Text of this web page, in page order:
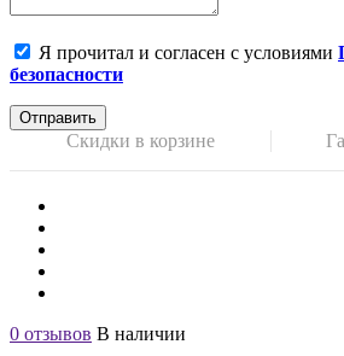
Я прочитал и согласен с условиями
безопасности
Отправить
Скидки в корзине
0 отзывов В наличии